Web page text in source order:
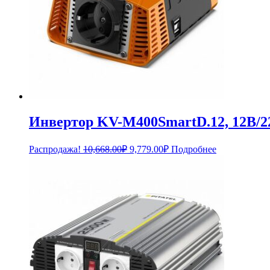
Инвертор KV-M400SmartD.12, 12В/
Распродажа! 10,668.00₽ Первоначальная
9,779.00₽Текущая
цена:
Подробнее